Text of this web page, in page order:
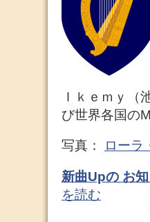
Ｉｋｅｍｙ（
び世界各国の
写真： ローラ
新曲Upの お
を読む